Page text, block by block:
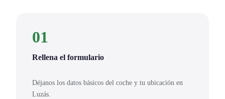
01
Rellena el formulario
Déjanos los datos básicos del coche y tu ubicación en
Luzás.